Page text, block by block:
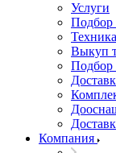
Услуги
Подбор
Выкуп
Подбор
Компания